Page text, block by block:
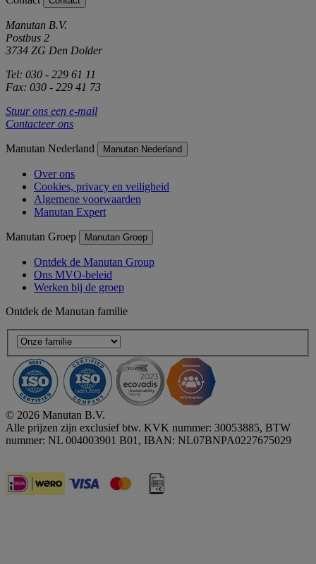
Manutan B.V.
Postbus 2
3734 ZG Den Dolder
Tel: 030 - 229 61 11
Fax: 030 - 229 41 73
Stuur ons een e-mail
Contacteer ons
Manutan Nederland Manutan Nederland
Over ons
Cookies, privacy en veiligheid
Algemene voorwaarden
Manutan Expert
Manutan Groep Manutan Groep
Ontdek de Manutan Group
Ons MVO-beleid
Werken bij de groep
Ontdek de Manutan familie
© 2026 Manutan B.V.
Alle prijzen zijn exclusief btw. KVK nummer: 30053885, BTW
nummer: NL 004003901 B01, IBAN: NL07BNPA0227675029